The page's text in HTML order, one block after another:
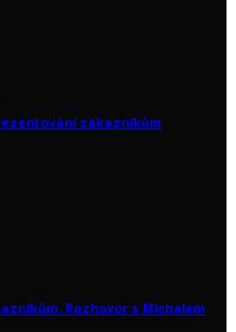
zákazníkům
Rozhovor s Michalem